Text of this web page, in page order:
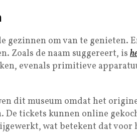
om van te genieten.
Zoals de naam suggereert, is
evenals primitieve
dit museum omdat het
tickets kunnen online
wat betekent dat voor